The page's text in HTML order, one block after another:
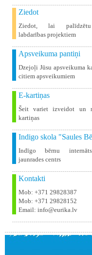
Ziedot
Ziedot, lai
labdarības projektiem
Apsveikuma pantiņi
Dzejoļi Jūsu apsveikuma
citiem apsveikumiem
E-kartiņas
Šeit variet izveidot un
kartiņas
Indigo skola "Saules
Indīgo bērnu
jaunrades centrs
Kontakti
Mob: +371 29828387
Mob: +371 29828152
Email: info@eurika.lv